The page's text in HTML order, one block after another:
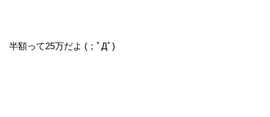
半額って25万だよ (；ﾟДﾟ)